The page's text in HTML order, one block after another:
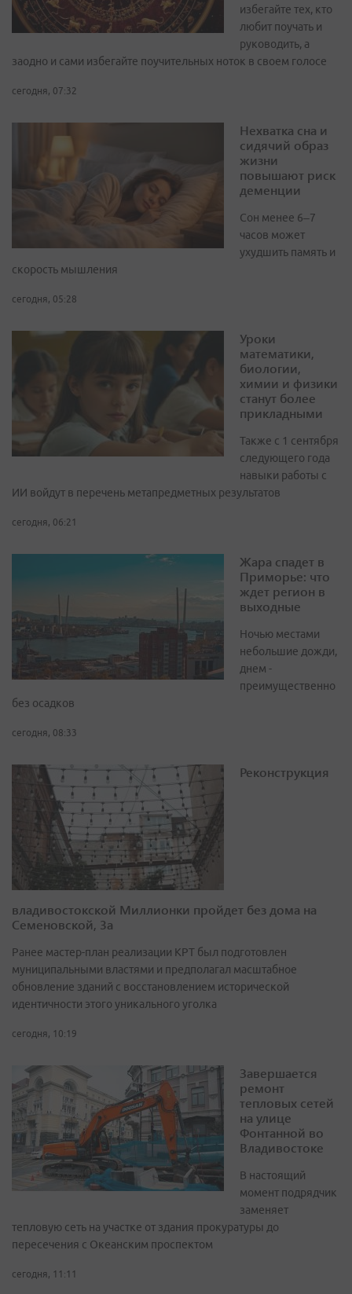
избегайте тех, кто
любит поучать и
руководить, а
заодно и сами избегайте поучительных ноток в своем голосе
сегодня, 07:32
Нехватка сна и
сидячий образ
жизни
повышают риск
деменции
Сон менее 6–7
часов может
ухудшить память и
скорость мышления
сегодня, 05:28
Уроки
математики,
биологии,
химии и физики
станут более
прикладными
Также с 1 сентября
следующего года
навыки работы с
ИИ войдут в перечень метапредметных результатов
сегодня, 06:21
Жара спадет в
Приморье: что
ждет регион в
выходные
Ночью местами
небольшие дожди,
днем -
преимущественно
без осадков
сегодня, 08:33
Реконструкция
владивостокской Миллионки пройдет без дома на
Семеновской, 3а
Ранее мастер-план реализации КРТ был подготовлен
муниципальными властями и предполагал масштабное
обновление зданий с восстановлением исторической
идентичности этого уникального уголка
сегодня, 10:19
Завершается
ремонт
тепловых сетей
на улице
Фонтанной во
Владивостоке
В настоящий
момент подрядчик
заменяет
тепловую сеть на участке от здания прокуратуры до
пересечения с Океанским проспектом
сегодня, 11:11